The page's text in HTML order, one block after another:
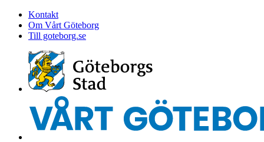
Kontakt
Om Vårt Göteborg
Till goteborg.se